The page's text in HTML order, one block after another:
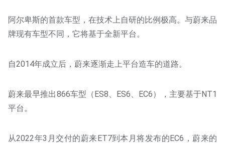
阿尔卑斯的首款车型，在技术上自研的比例极高。与蔚来品
牌现有车型不同，它将基于全新平台。
自2014年成立后，蔚来逐渐走上平台造车的道路。
蔚来最早推出866车型（ES8、ES6、EC6），主要基于NT1
平台。
从2022年3月交付的蔚来ET7到本月将发布的EC6，蔚来的